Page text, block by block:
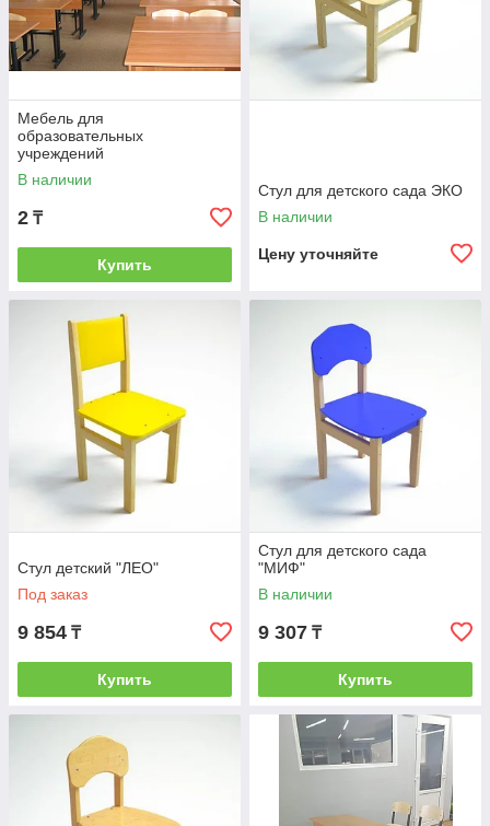
Мебель для
образовательных
учреждений
В наличии
2 ₸
Купить
Стул для детского сада ЭКО
В наличии
Цену уточняйте
Стул детский "ЛЕО"
Под заказ
9 854 ₸
Купить
Стул для детского сада
"МИФ"
В наличии
9 307 ₸
Купить